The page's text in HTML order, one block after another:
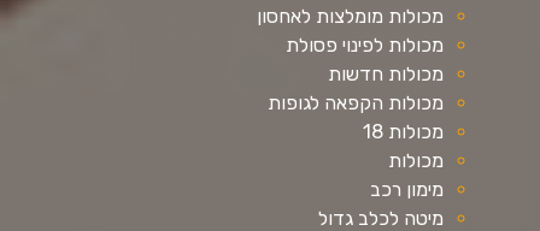
מכולות מומלצות לאחסון
מכולות לפינוי פסולת
מכולות חדשות
מכולות הקפאה לגופות
מכולות 18
מכולות
מימון רכב
מיטה לכלב גדול